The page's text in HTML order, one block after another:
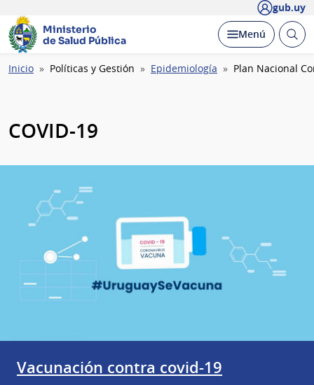
gub.uy
Ministerio
de Salud Pública
Desplegar
Menú Abrir
Ruta
Inicio Políticas y Gestión Epidemiología Plan Nacional
COVID-19
Vacunación contra covid-19